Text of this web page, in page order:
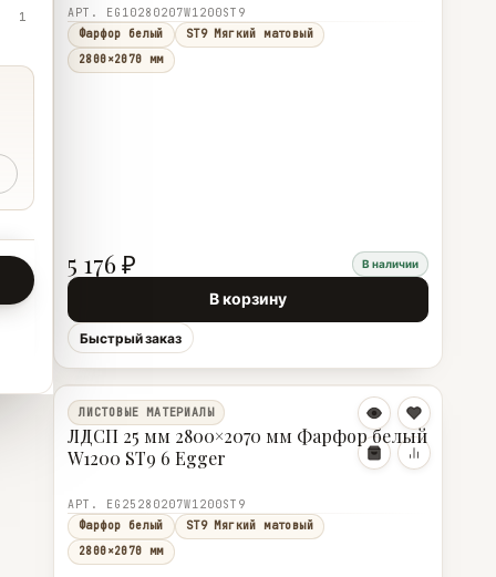
1
АРТ. EG10280207W1200ST9
Фарфор белый
ST9 Мягкий матовый
2800×2070 мм
5 176 ₽ В наличии
В корзину
Быстрый заказ
ЛИСТОВЫЕ МАТЕРИАЛЫ
ЛДСП 25 мм 2800×2070 мм Фарфор белый
W1200 ST9 6 Egger
АРТ. EG25280207W1200ST9
Фарфор белый
ST9 Мягкий матовый
2800×2070 мм